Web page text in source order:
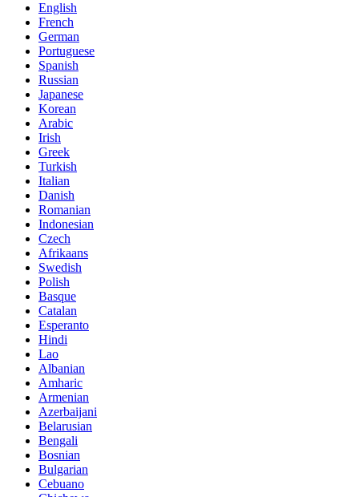
English
French
German
Portuguese
Spanish
Russian
Japanese
Korean
Arabic
Irish
Greek
Turkish
Italian
Danish
Romanian
Indonesian
Czech
Afrikaans
Swedish
Polish
Basque
Catalan
Esperanto
Hindi
Lao
Albanian
Amharic
Armenian
Azerbaijani
Belarusian
Bengali
Bosnian
Bulgarian
Cebuano